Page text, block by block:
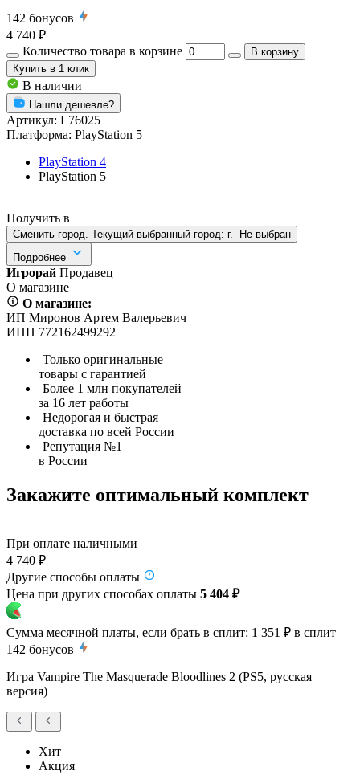
142 бонусов
4 740 ₽
Количество товара в корзине
В корзину
Купить в 1 клик
В наличии
Нашли дешевле?
Артикул: L76025
Платформа: PlayStation 5
PlayStation 4
PlayStation 5
Получить в
Сменить город. Текущий выбранный город: г.
Не выбран
Подробнее
Игрорай Продавец
О магазине
О магазине:
ИП Миронов Артем Валерьевич
ИНН 772162499292
Только оригинальные
товары с гарантией
Более 1 млн покупателей
за 16 лет работы
Недорогая и быстрая
доставка по всей России
Репутация №1
в России
Закажите оптимальный комплект
При оплате наличными
4 740 ₽
Другие способы оплаты
Цена при других способах оплаты 5 404 ₽
Сумма месячной платы, если брать в сплит: 1 351 ₽ в сплит
142 бонусов
Игра Vampire The Masquerade Bloodlines 2 (PS5, русская
версия)
Хит
Акция